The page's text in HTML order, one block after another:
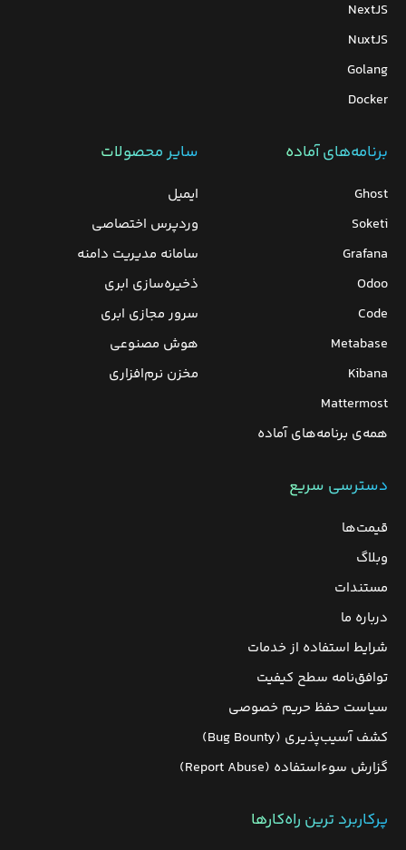
NextJS
NuxtJS
Golang
Docker
برنامه‌های‌ آماده
Ghost
Soketi
Grafana
Odoo
Code
Metabase
Kibana
Mattermost
همه‌ی برنامه‌های آماده
سایر محصولات
ایمیل
وردپرس‌ اختصاصی
سامانه مدیریت دامنه
ذخیره‌سازی ابری
سرور مجازی ابری
هوش مصنوعی
مخزن نرم‌افزاری
دسترسی سریع
قیمت‌ها
وبلاگ
مستندات
درباره ما
شرایط استفاده از خدمات
توافق‌نامه سطح کیفیت
سیاست حفظ حریم خصوصی
کشف آسیب‌پذیری (Bug Bounty)
گزارش سوءاستفاده (Report Abuse)
پرکاربرد ترین راه‌کارها